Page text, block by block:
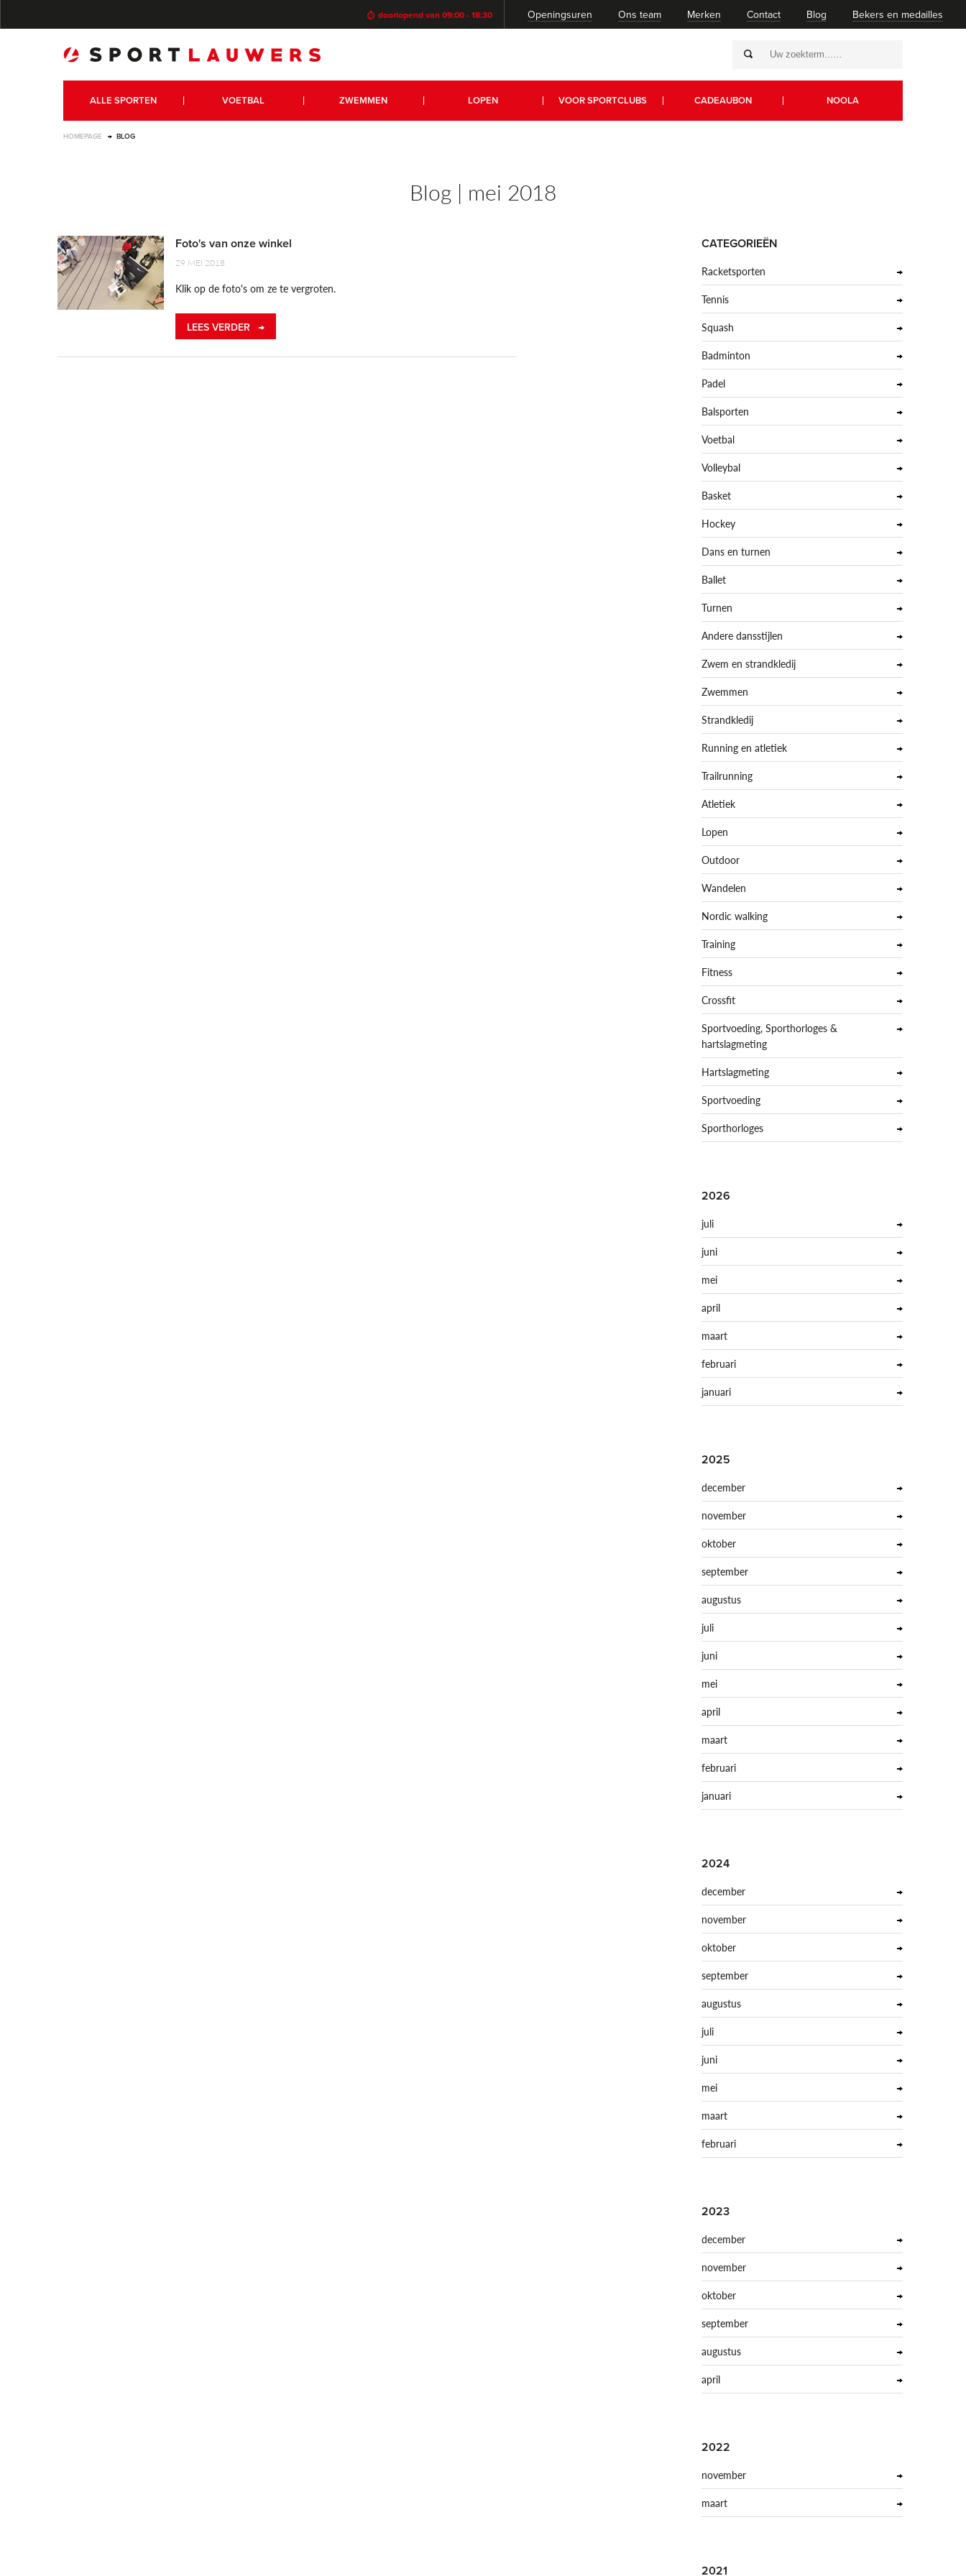
doorlopend van 09:00 - 18:30 Openingsuren Ons team Merken Contact Blog Bekers en medailles
ALLE SPORTEN VOETBAL ZWEMMEN LOPEN VOOR SPORTCLUBS CADEAUBON NOOLA
HOMEPAGE BLOG
Blog | mei 2018
Foto's van onze winkel
29 MEI 2018
Klik op de foto's om ze te vergroten.
LEES VERDER
CATEGORIEËN
Racketsporten
Tennis
Squash
Badminton
Padel
Balsporten
Voetbal
Volleybal
Basket
Hockey
Dans en turnen
Ballet
Turnen
Andere dansstijlen
Zwem en strandkledij
Zwemmen
Strandkledij
Running en atletiek
Trailrunning
Atletiek
Lopen
Outdoor
Wandelen
Nordic walking
Training
Fitness
Crossfit
Sportvoeding, Sporthorloges &
hartslagmeting
Hartslagmeting
Sportvoeding
Sporthorloges
2026
juli
juni
mei
april
maart
februari
januari
2025
december
november
oktober
september
augustus
juli
juni
mei
april
maart
februari
januari
2024
december
november
oktober
september
augustus
juli
juni
mei
maart
februari
2023
december
november
oktober
september
augustus
april
2022
november
maart
2021